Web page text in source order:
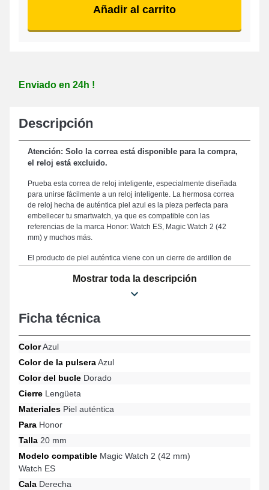
Añadir al carrito
Enviado en 24h !
Descripción
Atención: Solo la correa está disponible para la compra,
el reloj está excluido.
Prueba esta correa de reloj inteligente, especialmente diseñada
para unirse fácilmente a un reloj inteligente. La hermosa correa
de reloj hecha de auténtica piel azul es la pieza perfecta para
embellecer tu smartwatch, ya que es compatible con las
referencias de la marca Honor: Watch ES, Magic Watch 2 (42
mm) y muchos más.
El producto de piel auténtica viene con un cierre de ardillon de
mecanismo de sujeción rápido y seguro. Al aprovechar la
proporción de 20 mm perfectamente adecuada de esta correa de
hace ideal para tu estilo personal. Reconocido por su
durabilidad, este producto se posiciona como una opción óptima
para renovar un accesorio anticuado o dañado, al mismo tiempo
que ofrece un rendimiento duradero para tu correa. Potenciando
reloj se adapta perfectamente a los gustos de los apasionados
de la relojería. Esta gama de correas para reloj presenta un
Watch 2 (42 mm), Watch ES, entre otras de la marca Honor.
Gracias a su diseño ingenioso, este elegante producto de Honor
se combina armoniosamente con una amplia variedad de
Mostrar toda la descripción
Ficha técnica
ColorAzul
Color de la pulseraAzul
Color del bucle Dorado
Cierre Lengüeta
Materiales Piel auténtica
Para Honor
Talla 20 mm
Modelo compatible Magic Watch 2 (42 mm)
Watch ES
Cala Derecha